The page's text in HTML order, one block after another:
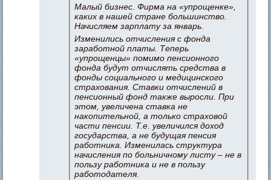
Малый бизнес. Фирма на «упрощенке»,
каких в нашей стране большинство.
Начисляем зарплату за январь.
Изменились отчисления с фонда
заработной платы. Теперь
«упрощенцы» помимо пенсионного
фонда будут отчислять средства в
фонды социального и медицинского
страхования. Ставки отчислений в
пенсионный фонд также выросли. При
этом, увеличена ставка не
накопительной, а только страховой
части пенсии. Т.е. увеличился доход
государства, а не будущая пенсия
работника. Изменилась структура
начисления по больничному листу – не в
пользу работника и не в пользу
работодателя.